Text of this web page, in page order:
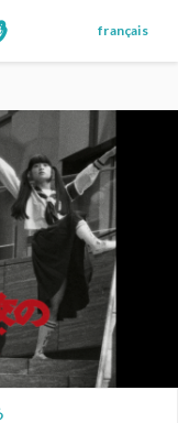
français